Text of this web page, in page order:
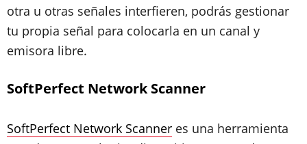
otra u otras señales interfieren, podrás gestionar
tu propia señal para colocarla en un canal y
emisora libre.
SoftPerfect Network Scanner
SoftPerfect Network Scanner es una herramienta